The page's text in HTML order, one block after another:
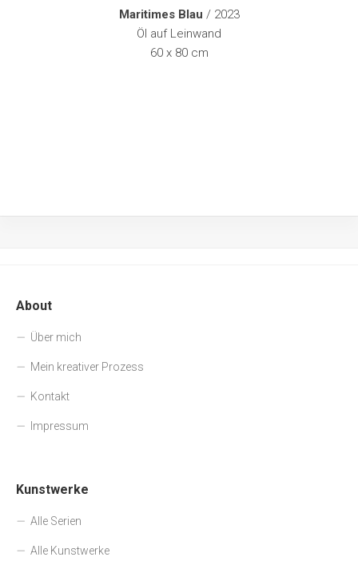
Maritimes Blau / 2023
Öl auf Leinwand
60 x 80 cm
About
Über mich
Mein kreativer Prozess
Kontakt
Impressum
Kunstwerke
Alle Serien
Alle Kunstwerke